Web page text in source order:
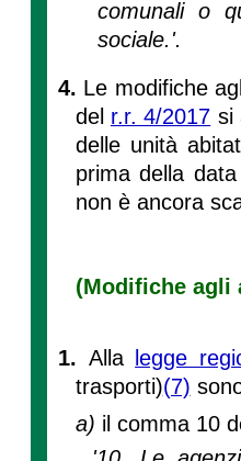
comunali o
sociale.'.
4. Le modifiche
del r.r. 4/2017 si
delle unità
prima della
non è ancora
(Modifiche agli
1. Alla
legge
trasporti)(7)
a) il comma 10